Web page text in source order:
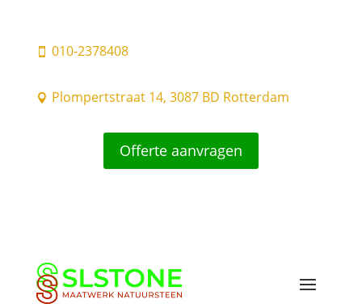
 010-2378408
 Plompertstraat 14, 3087 BD Rotterdam
Offerte aanvragen